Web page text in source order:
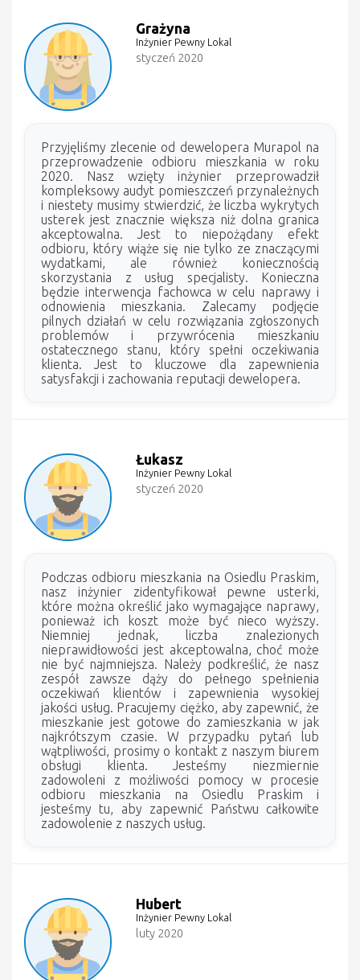
Grażyna
Inżynier Pewny Lokal
styczeń 2020
Przyjęliśmy zlecenie od dewelopera Murapol na
przeprowadzenie odbioru mieszkania w roku
2020. Nasz wzięty inżynier przeprowadził
kompleksowy audyt pomieszczeń przynależnych
i niestety musimy stwierdzić, że liczba wykrytych
usterek jest znacznie większa niż dolna granica
akceptowalna. Jest to niepożądany efekt
odbioru, który wiąże się nie tylko ze znaczącymi
wydatkami, ale również koniecznością
skorzystania z usług specjalisty. Konieczna
będzie interwencja fachowca w celu naprawy i
odnowienia mieszkania. Zalecamy podjęcie
pilnych działań w celu rozwiązania zgłoszonych
problemów i przywrócenia mieszkaniu
ostatecznego stanu, który spełni oczekiwania
klienta. Jest to kluczowe dla zapewnienia
satysfakcji i zachowania reputacji dewelopera.
Łukasz
Inżynier Pewny Lokal
styczeń 2020
Podczas odbioru mieszkania na Osiedlu Praskim,
nasz inżynier zidentyfikował pewne usterki,
które można określić jako wymagające naprawy,
ponieważ ich koszt może być nieco wyższy.
Niemniej jednak, liczba znalezionych
nieprawidłowości jest akceptowalna, choć może
nie być najmniejsza. Należy podkreślić, że nasz
zespół zawsze dąży do pełnego spełnienia
oczekiwań klientów i zapewnienia wysokiej
jakości usług. Pracujemy ciężko, aby zapewnić, że
mieszkanie jest gotowe do zamieszkania w jak
najkrótszym czasie. W przypadku pytań lub
wątpliwości, prosimy o kontakt z naszym biurem
obsługi klienta. Jesteśmy niezmiernie
zadowoleni z możliwości pomocy w procesie
odbioru mieszkania na Osiedlu Praskim i
jesteśmy tu, aby zapewnić Państwu całkowite
zadowolenie z naszych usług.
Hubert
Inżynier Pewny Lokal
luty 2020